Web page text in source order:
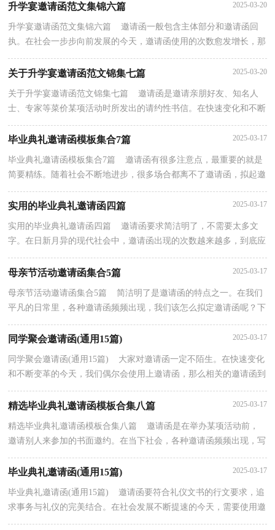
升学宴邀请函范文集锦六篇 2025-03-20
升学宴邀请函范文集锦六篇 邀请函一般包含主体部分和邀请函回
执。在社会一步步向前发展的今天，邀请函使用的次数愈发增长，那
么邀请函的格式，你掌握了吗下面是小编精心整理的...
关于升学宴邀请函范文锦集七篇 2025-03-20
关于升学宴邀请函范文锦集七篇 邀请函是邀请亲朋好友、知名人
士、专家等菜价某项活动时所发出的请约性书信。在快速变化和不断
毕业典礼邀请函模板集合7篇 2025-03-17
毕业典礼邀请函模板集合7篇 邀请函有很多注意点，最重要的就是
简要精练。随着社会不断地进步，很多场合都离不了邀请函，拟起邀
实用的毕业典礼邀请函四篇 2025-03-17
实用的毕业典礼邀请函四篇 邀请函要求简洁明了，不需要太多文
字。在日新月异的现代社会中，邀请函出现的次数越来越多，到底应
如何拟定邀请函呢？以下是小编帮大家整理的毕业典礼...
母亲节活动邀请函集合5篇 2025-03-17
母亲节活动邀请函集合5篇 简洁明了是邀请函的特点之一。在我们
平凡的日常里，各种邀请函频频出现，我们该怎么拟定邀请函呢？下
同学聚会邀请函(通用15篇) 2025-03-17
同学聚会邀请函(通用15篇) 大家对邀请函一定不陌生。在快速变化
和不断变革的今天，我们偶尔会使用上邀请函，那么相关的邀请函到
底怎么写呢？以下是小编为大家整理的同学聚会邀...
精选毕业典礼邀请函模板合集八篇 2025-03-17
精选毕业典礼邀请函模板合集八篇 邀请函是在举办某项活动前，
邀请别人来参加的书面邀约。在当下社会，各种邀请函频频出现，写
毕业典礼邀请函(通用15篇) 2025-03-17
毕业典礼邀请函(通用15篇) 邀请函要符合礼仪文书的行文要求，追
求事务与礼仪的完美结合。在社会发展不断提速的今天，需要使用邀
请函的场合越来越多，到底应如何拟定邀请函呢？下...